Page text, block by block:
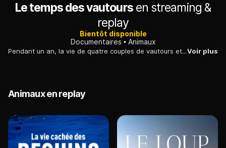
Le temps des vautoursen streaming &
replay
Bientôt disponible
Documentaires
Animaux
Pendant un an, la vie de quatre couples de vautours et de leur progéniture a été filmée dans la magnifique cathédrale naturelle des Grands Causses.Voir plus
Animaux en replay